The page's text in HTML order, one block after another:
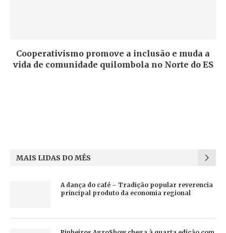
Cooperativismo promove a inclusão e muda a
vida de comunidade quilombola no Norte do ES
MAIS LIDAS DO MÊS
A dança do café – Tradição popular reverencia
principal produto da economia regional